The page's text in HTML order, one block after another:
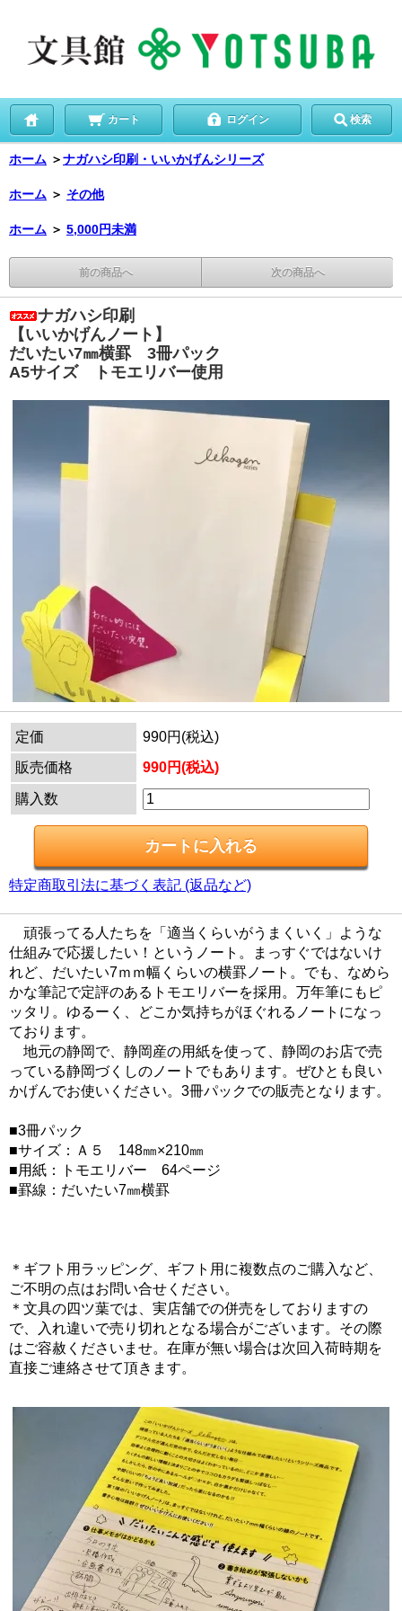
カート ログイン 検索
ホーム ＞ナガハシ印刷・いいかげんシリーズ
ホーム ＞ その他
ホーム ＞ 5,000円未満
前の商品へ 次の商品へ
ナガハシ印刷
【いいかげんノート】
だいたい7㎜横罫 3冊パック
A5サイズ トモエリバー使用
定価
990円(税込)
販売価格
990円(税込)
購入数
特定商取引法に基づく表記 (返品など)
頑張ってる人たちを「適当くらいがうまくいく」ような
仕組みで応援したい！というノート。まっすぐではないけ
れど、だいたい7ｍｍ幅くらいの横罫ノート。でも、なめら
かな筆記で定評のあるトモエリバーを採用。万年筆にもピ
ッタリ。ゆるーく、どこか気持ちがほぐれるノートになっ
ております。
地元の静岡で、静岡産の用紙を使って、静岡のお店で売
っている静岡づくしのノートでもあります。ぜひとも良い
かげんでお使いください。3冊パックでの販売となります。
■3冊パック
■サイズ：Ａ５ 148㎜×210㎜
■用紙：トモエリバー 64ページ
■罫線：だいたい7㎜横罫
＊ギフト用ラッピング、ギフト用に複数点のご購入など、
ご不明の点はお問い合せください。
＊文具の四ツ葉では、実店舗での併売をしておりますの
で、入れ違いで売り切れとなる場合がございます。その際
はご容赦くださいませ。在庫が無い場合は次回入荷時期を
直接ご連絡させて頂きます。